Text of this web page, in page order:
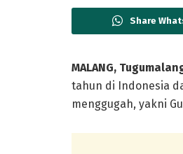
Share
MALANG,
tahun di Indonesia
menggugah, yakni